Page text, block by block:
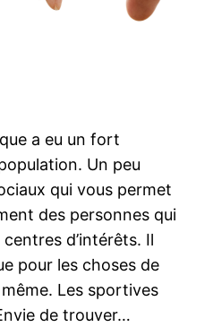
a eu un fort
Un peu
qui vous permet
des personnes qui
d’intérêts. Il
pour les choses de
Les sportives
de trouver…